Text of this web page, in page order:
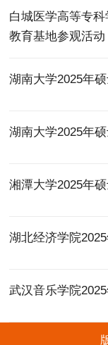
白城医学高等专
教育基地参观活动
湖南大学2025年
湖南大学2025年
湘潭大学2025年
湖北经济学院
武汉音乐学院